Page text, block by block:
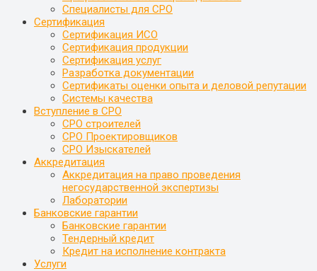
Специалисты для СРО
Сертификация
Сертификация ИСО
Сертификация продукции
Сертификация услуг
Разработка документации
Сертификаты оценки опыта и деловой репутации
Системы качества
Вступление в СРО
СРО строителей
СРО Проектировщиков
СРО Изыскателей
Аккредитация
Аккредитация на право проведения
негосударственной экспертизы
Лаборатории
Банковские гарантии
Банковские гарантии
Тендерный кредит
Кредит на исполнение контракта
Услуги